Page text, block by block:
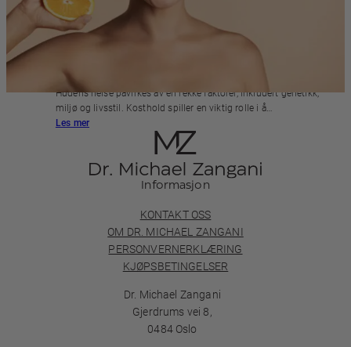
Hudens helse påvirkes av en rekke faktorer, inkludert genetikk,
miljø og livsstil. Kosthold spiller en viktig rolle i å…
Les mer
Informasjon
KONTAKT OSS
OM DR. MICHAEL ZANGANI
PERSONVERNERKLÆRING
KJØPSBETINGELSER
Dr. Michael Zangani
Gjerdrums vei 8,
0484 Oslo